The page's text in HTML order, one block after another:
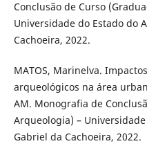
Conclusão de Curso
Universidade do Estado do
Cachoeira, 2022.
MATOS, Marinelva.
arqueológicos na área
AM. Monografia de
Arqueologia) –
Gabriel da Cachoeira, 2022.